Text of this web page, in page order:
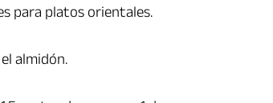
para platos orientales.
almidón.